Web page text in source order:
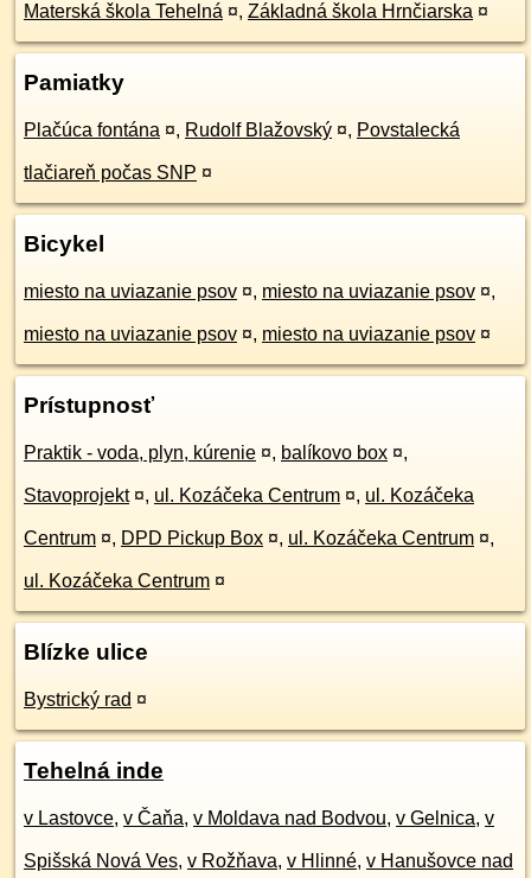
Materská škola Tehelná ¤, Základná škola Hrnčiarska ¤
Pamiatky
Plačúca fontána ¤, Rudolf Blažovský ¤, Povstalecká
tlačiareň počas SNP ¤
Bicykel
miesto na uviazanie psov ¤, miesto na uviazanie psov ¤,
miesto na uviazanie psov ¤, miesto na uviazanie psov ¤
Prístupnosť
Praktik - voda, plyn, kúrenie ¤, balíkovo box ¤,
Stavoprojekt ¤, ul. Kozáčeka Centrum ¤, ul. Kozáčeka
Centrum ¤, DPD Pickup Box ¤, ul. Kozáčeka Centrum ¤,
ul. Kozáčeka Centrum ¤
Blízke ulice
Bystrický rad ¤
Tehelná inde
v Lastovce, v Čaňa, v Moldava nad Bodvou, v Gelnica, v
Spišská Nová Ves, v Rožňava, v Hlinné, v Hanušovce nad